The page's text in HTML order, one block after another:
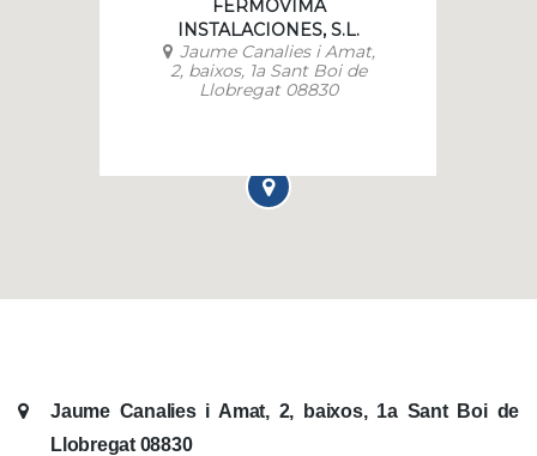
FERMOVIMA
INSTALACIONES, S.L.
Jaume Canalies i Amat,
2, baixos, 1a Sant Boi de
Llobregat 08830
Jaume Canalies i Amat, 2, baixos, 1a Sant Boi de
Llobregat 08830